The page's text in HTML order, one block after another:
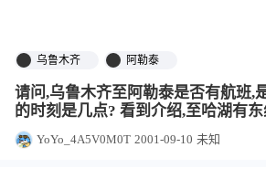
乌鲁木齐 阿勒泰
请问,乌鲁木齐至阿勒泰是否有航班,
的时刻是几点? 看到介绍,至哈湖有
YoYo_4A5V0M0T 2001-09-10 未知